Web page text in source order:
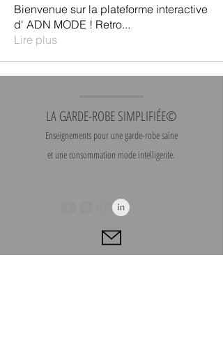
Bienvenue sur la plateforme interactive
d' ADN MODE ! Retro...
Lire plus
LA GARDE-ROBE SIMPLIFIÉE©
Enseignements pour une garde-robe saine
et une consommation mode intelligente.